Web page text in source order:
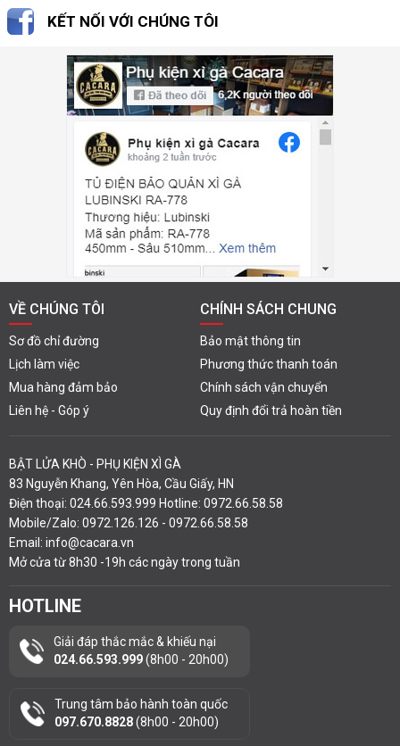
KẾT NỐI VỚI CHÚNG TÔI
VỀ CHÚNG TÔI
Sơ đồ chỉ đường
Lịch làm việc
Mua hàng đảm bảo
Liên hệ - Góp ý
CHÍNH SÁCH CHUNG
Bảo mật thông tin
Phương thức thanh toán
Chính sách vận chuyển
Quy định đổi trả hoàn tiền
BẬT LỬA KHÒ - PHỤ KIỆN XÌ GÀ
83 Nguyễn Khang, Yên Hòa, Cầu Giấy, HN
Điện thoại: 024.66.593.999 Hotline: 0972.66.58.58
Mobile/Zalo: 0972.126.126 - 0972.66.58.58
Email: info@cacara.vn
Mở cửa từ 8h30 -19h các ngày trong tuần
HOTLINE
Giải đáp thắc mắc & khiếu nại
024.66.593.999(8h00 - 20h00)
Trung tâm bảo hành toàn quốc
097.670.8828(8h00 - 20h00)